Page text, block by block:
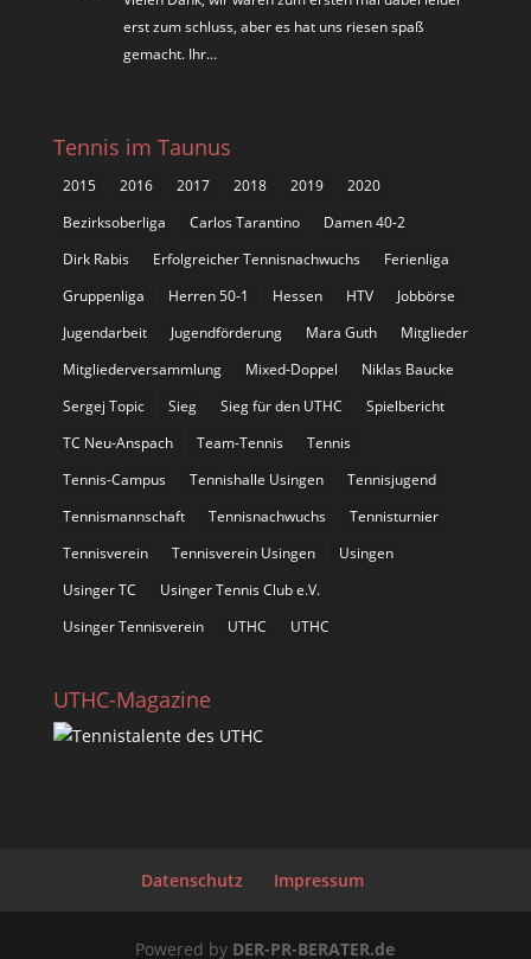
erst zum schluss, aber es hat uns riesen spaß
gemacht. Ihr…
Tennis im Taunus
2015 2016 2017 2018 2019
2020
Bezirksoberliga
Carlos Tarantino
Damen 40-2
Dirk Rabis
Erfolgreicher Tennisnachwuchs
Ferienliga
Gruppenliga
Herren 50-1 Hessen HTV
Jobbörse
Jugendarbeit
Jugendförderung Mara Guth
Mitglieder
Mitgliederversammlung
Mixed-Doppel
Niklas Baucke
Sergej Topic
Sieg Sieg für den UTHC
Spielbericht
TC Neu-Anspach
Team-Tennis
Tennis
Tennis-Campus
Tennishalle Usingen
Tennisjugend
Tennismannschaft
Tennisnachwuchs
Tennisturnier
Tennisverein
Tennisverein Usingen
Usingen
Usinger TC
Usinger Tennis Club e.V.
Usinger Tennisverein
UTHC UTHC
UTHC-Magazine
Datenschutz Impressum
Powered by DER-PR-BERATER.de